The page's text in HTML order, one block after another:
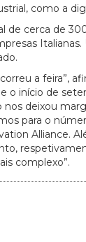
como a
cerca de
a feira”,
o início de
nos deixou
para o
Alliance.
complexo”.